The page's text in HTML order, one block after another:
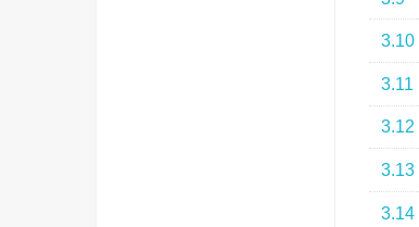
3.10
3.11
3.12
3.13
3.14